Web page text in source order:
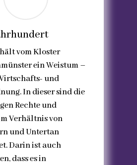
vom Kloster
ein Weistum –
und
In dieser sind die
Rechte und
Verhältnis von
und Untertan
Darin ist auch
dass es in